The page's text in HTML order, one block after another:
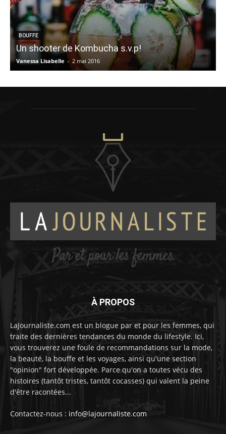
BOUFFE
Un shooter de Kombucha s.v.p!
Vanessa Lisabelle - 2 mai 2016
À PROPOS
LaJournaliste.com est un blogue par et pour les femmes, qui
traite des dernières tendances du monde du lifestyle. Ici,
vous trouverez une foule de recommandations sur la mode,
la beauté, la bouffe et les voyages, ainsi qu'une section
"opinion" fort développée. Parce qu'on a toutes vécu des
histoires (tantôt tristes, tantôt cocasses) qui valent la peine
d'être racontées...
Contactez-nous : info@lajournaliste.com